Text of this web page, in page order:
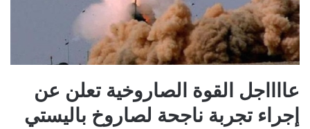
عااااجل القوة الصاروخية تعلن عن
إجراء تجربة ناجحة لصاروخ باليستي